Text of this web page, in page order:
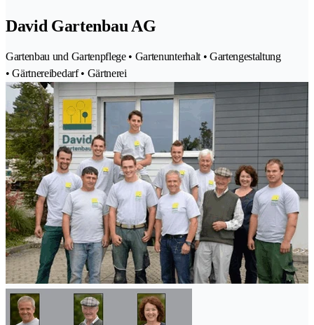
David Gartenbau AG
Gartenbau und Gartenpflege • Gartenunterhalt • Gartengestaltung
• Gärtnereibedarf • Gärtnerei